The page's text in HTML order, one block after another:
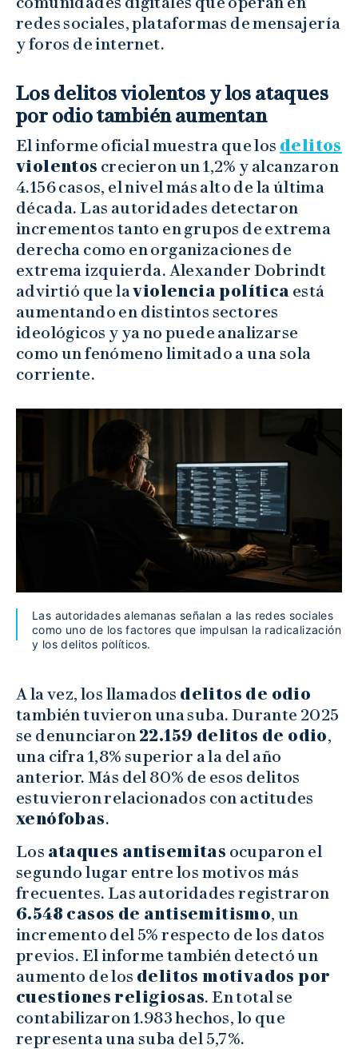
redes sociales, plataformas de mensajería
y foros de internet.
Los delitos violentos y los ataques
por odio también aumentan
El informe oficial muestra que los delitos
violentos crecieron un 1,2% y alcanzaron
4.156 casos, el nivel más alto de la última
década. Las autoridades detectaron
incrementos tanto en grupos de extrema
derecha como en organizaciones de
extrema izquierda. Alexander Dobrindt
advirtió que laviolencia política está
aumentando en distintos sectores
ideológicos y ya no puede analizarse
como un fenómeno limitado a una sola
corriente.
Las autoridades alemanas señalan a las redes sociales
como uno de los factores que impulsan la radicalización
y los delitos políticos.
A la vez, los llamados delitos de odio
también tuvieron una suba. Durante 2025
se denunciaron 22.159 delitos de odio,
una cifra 1,8% superior a la del año
anterior. Más del 80% de esos delitos
estuvieron relacionados con actitudes
xenófobas.
Los ataques antisemitas ocuparon el
segundo lugar entre los motivos más
frecuentes. Las autoridades registraron
6.548 casos de antisemitismo, un
incremento del 5% respecto de los datos
previos. El informe también detectó un
aumento de los delitos motivados por
cuestiones religiosas. En total se
contabilizaron 1.983 hechos, lo que
representa una suba del 5,7%.